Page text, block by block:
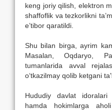
keng joriy qilish, elektron
shaffoflik va tezkorlikni
e’tibor qaratildi.
Shu bilan birga, ayrim
Masalan, Oqdaryo,
tumanlarida avval
o‘tkazilmay qolib ketgani
Hududiy davlat
hamda hokimlarga